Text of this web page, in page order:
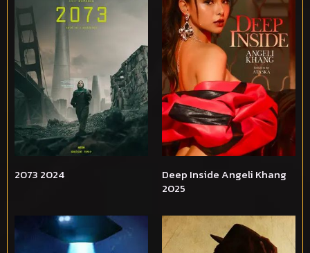
2073 2024
Deep Inside Angeli Khang
2025